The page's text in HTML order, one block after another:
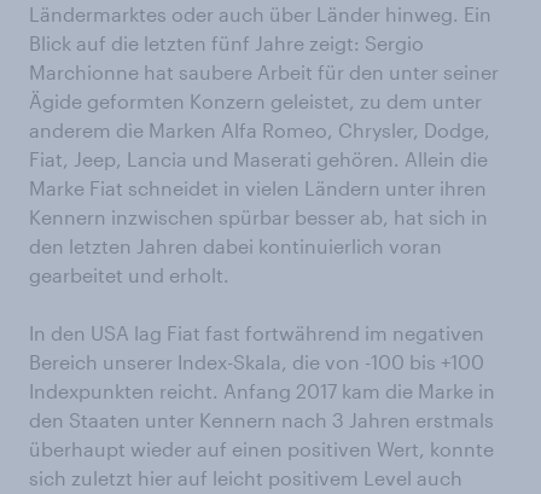
Ländermarktes oder auch über Länder hinweg. Ein
Blick auf die letzten fünf Jahre zeigt: Sergio
Marchionne hat saubere Arbeit für den unter seiner
Ägide geformten Konzern geleistet, zu dem unter
anderem die Marken Alfa Romeo, Chrysler, Dodge,
Fiat, Jeep, Lancia und Maserati gehören. Allein die
Marke Fiat schneidet in vielen Ländern unter ihren
Kennern inzwischen spürbar besser ab, hat sich in
den letzten Jahren dabei kontinuierlich voran
gearbeitet und erholt.
In den USA lag Fiat fast fortwährend im negativen
Bereich unserer Index-Skala, die von -100 bis +100
Indexpunkten reicht. Anfang 2017 kam die Marke in
den Staaten unter Kennern nach 3 Jahren erstmals
überhaupt wieder auf einen positiven Wert, konnte
sich zuletzt hier auf leicht positivem Level auch